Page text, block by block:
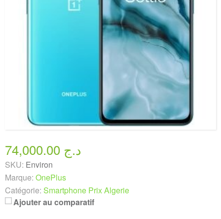
74,000.00 د.ج
SKU: Environ
Marque: OnePlus
Catégorie: Smartphone Prix Algerie
Ajouter au comparatif